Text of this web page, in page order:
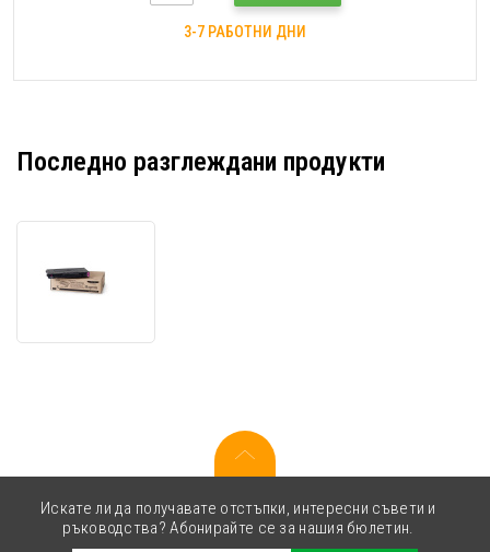
3-7 РАБОТНИ ДНИ
Последно разглеждани продукти
оригинален
Искате ли да получавате отстъпки, интересни съвети и
ръководства? Абонирайте се за нашия бюлетин.